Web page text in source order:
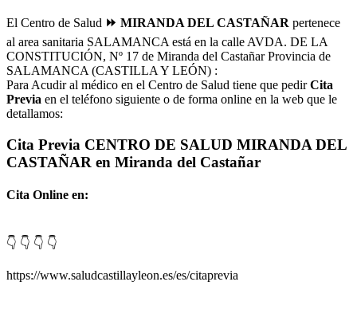
El Centro de Salud ⏩ MIRANDA DEL CASTAÑAR pertenece
al area sanitaria SALAMANCA está en la calle AVDA. DE LA
CONSTITUCIÓN, Nº 17 de Miranda del Castañar Provincia de
SALAMANCA (CASTILLA Y LEÓN) :
Para Acudir al médico en el Centro de Salud tiene que pedirCita
Previa en el teléfono siguiente o de forma online en la web que le
detallamos:
Cita Previa CENTRO DE SALUD MIRANDA DEL
CASTAÑAR en Miranda del Castañar
Cita Online en:
👇 👇 👇 👇
https://www.saludcastillayleon.es/es/citaprevia